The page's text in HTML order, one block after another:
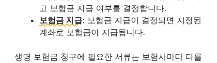
고 보험금 지급 여부를 결정합니다.
보험금 지급: 보험금 지급이 결정되면 지정된
계좌로 보험금이 지급됩니다.
생명 보험금 청구에 필요한 서류는 보험사마다 다를